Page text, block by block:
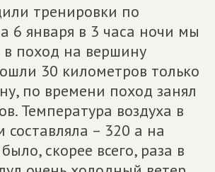
тренировки по
6 января в 3 часа ночи мы
в поход на вершину
30 километров только
по времени поход занял
Температура воздуха в
составляла – 320 а на
скорее всего, раза в